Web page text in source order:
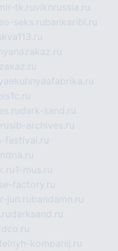
mir-tk.ruvlknrussia.ru
seks.rubankaribi.ru
dark-sand.ru
sib-archives.ru
festival.ru
1-mus.ru
factory.ru
jun.rubandamn.ru
darksand.ru
kompanij.ru